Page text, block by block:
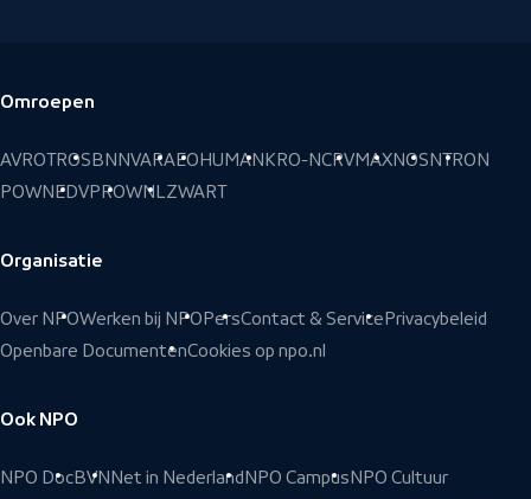
Voettekst
Omroepen
AVROTROS BNNVARAEO HUMAN KRO-NCRVMAXNOS NTRON
POWNEDVPROWNLZWART
Organisatie
Over NPOWerken bij NPO PersContact & Service Privacybeleid
Openbare DocumentenCookies op npo.nl
Ook NPO
NPO DocBVN Net in Nederland NPO Campus NPO Cultuur